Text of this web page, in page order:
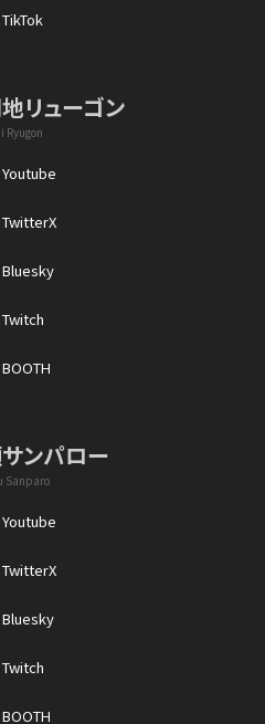
TikTok
リューゴン
Ryugon
Youtube
TwitterX
Bluesky
Twitch
BOOTH
ンパロー
Sanparo
Youtube
TwitterX
Bluesky
Twitch
BOOTH